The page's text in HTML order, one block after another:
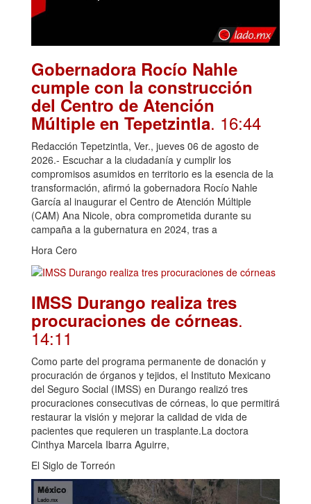
Gobernadora Rocío Nahle
cumple con la construcción
del Centro de Atención
Múltiple en Tepetzintla. 16:44
Redacción Tepetzintla, Ver., jueves 06 de agosto de
2026.- Escuchar a la ciudadanía y cumplir los
compromisos asumidos en territorio es la esencia de la
transformación, afirmó la gobernadora Rocío Nahle
García al inaugurar el Centro de Atención Múltiple
(CAM) Ana Nicole, obra comprometida durante su
campaña a la gubernatura en 2024, tras a
Hora Cero
IMSS Durango realiza tres
procuraciones de córneas.
14:11
Como parte del programa permanente de donación y
procuración de órganos y tejidos, el Instituto Mexicano
del Seguro Social (IMSS) en Durango realizó tres
procuraciones consecutivas de córneas, lo que permitirá
restaurar la visión y mejorar la calidad de vida de
pacientes que requieren un trasplante.La doctora
Cinthya Marcela Ibarra Aguirre,
El Siglo de Torreón